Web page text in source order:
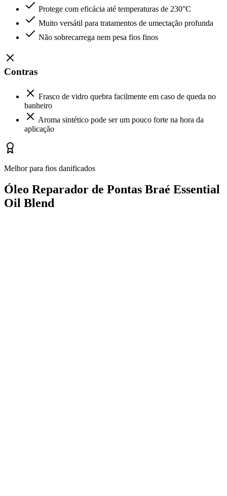
Protege com eficácia até temperaturas de 230°C
Muito versátil para tratamentos de umectação profunda
Não sobrecarrega nem pesa fios finos
Contras
Frasco de vidro quebra facilmente em caso de queda no
banheiro
Aroma sintético pode ser um pouco forte na hora da
aplicação
Melhor para fios danificados
Óleo Reparador de Pontas Braé Essential
Oil Blend